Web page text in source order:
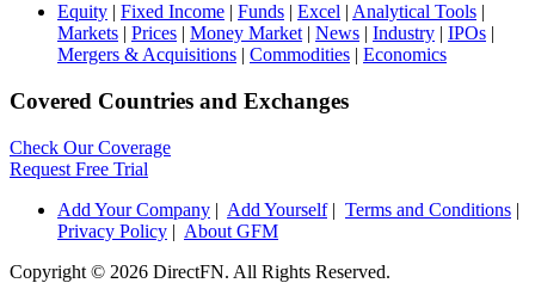
Equity | Fixed Income | Funds | Excel | Analytical Tools |
Markets | Prices | Money Market | News | Industry | IPOs |
Mergers & Acquisitions | Commodities | Economics
Covered Countries and Exchanges
Check Our Coverage
Request Free Trial
Add Your Company | Add Yourself| Terms and Conditions |
Privacy Policy | About GFM
Copyright © 2026 DirectFN. All Rights Reserved.